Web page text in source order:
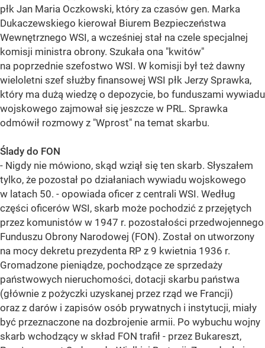
płk Jan Maria Oczkowski, który za czasów gen. Marka
Dukaczewskiego kierował Biurem Bezpieczeństwa
Wewnętrznego WSI, a wcześniej stał na czele specjalnej
komisji ministra obrony. Szukała ona "kwitów"
na poprzednie szefostwo WSI. W komisji był też dawny
wieloletni szef służby finansowej WSI płk Jerzy Sprawka,
który ma dużą wiedzę o depozycie, bo funduszami wywiadu
wojskowego zajmował się jeszcze w PRL. Sprawka
odmówił rozmowy z "Wprost" na temat skarbu.
Ślady do FON
- Nigdy nie mówiono, skąd wziął się ten skarb. Słyszałem
tylko, że pozostał po działaniach wywiadu wojskowego
w latach 50. - opowiada oficer z centrali WSI. Według
części oficerów WSI, skarb może pochodzić z przejętych
przez komunistów w 1947 r. pozostałości przedwojennego
Funduszu Obrony Narodowej (FON). Został on utworzony
na mocy dekretu prezydenta RP z 9 kwietnia 1936 r.
Gromadzone pieniądze, pochodzące ze sprzedaży
państwowych nieruchomości, dotacji skarbu państwa
(głównie z pożyczki uzyskanej przez rząd we Francji)
oraz z darów i zapisów osób prywatnych i instytucji, miały
być przeznaczone na dozbrojenie armii. Po wybuchu wojny
skarb wchodzący w skład FON trafił - przez Bukareszt,